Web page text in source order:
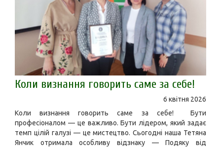
Коли визнання говорить саме за себе!
6 квітня 2026
Коли визнання говорить саме за себе! Бути
професіоналом — це важливо. Бути лідером, який задає
темп цілій галузі — це мистецтво. Сьогодні наша Тетяна
Янчик отримала особливу відзнаку — Подяку від